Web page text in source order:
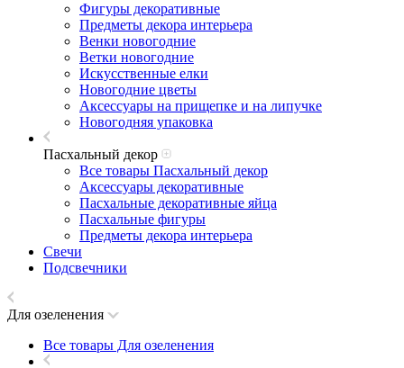
Фигуры декоративные
Предметы декора интерьера
Венки новогодние
Ветки новогодние
Искусственные елки
Новогодние цветы
Аксессуары на прищепке и на липучке
Новогодняя упаковка
Пасхальный декор
Все товары Пасхальный декор
Аксессуары декоративные
Пасхальные декоративные яйца
Пасхальные фигуры
Предметы декора интерьера
Свечи
Подсвечники
Для озеленения
Все товары Для озеленения